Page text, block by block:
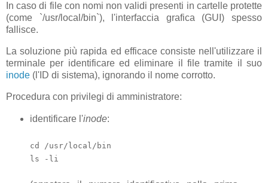
In caso di file con nomi non validi presenti in cartelle protette
(come `/usr/local/bin`), l'interfaccia grafica (GUI) spesso
fallisce.
La soluzione più rapida ed efficace consiste nell'utilizzare il
terminale per identificare ed eliminare il file tramite il suo
inode (l'ID di sistema), ignorando il nome corrotto.
Procedura con privilegi di amministratore:
identificare l'inode:
cd /usr/local/bin
ls -li